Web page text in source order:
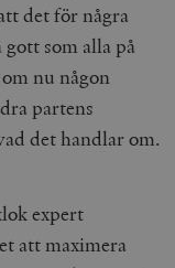
det för några
som alla på
nu någon
partens
det handlar om.
expert
att maximera